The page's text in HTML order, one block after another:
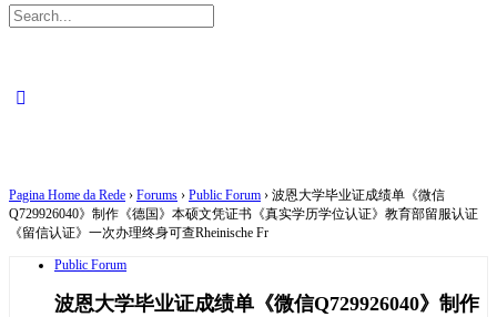
Procurar
por:
Pagina Home da Rede › Forums › Public Forum › 波恩大学毕业证成绩单《微信
Q729926040》制作《德国》本硕文凭证书《真实学历学位认证》教育部留服认证
《留信认证》一次办理终身可查Rheinische Fr
Public Forum
波恩大学毕业证成绩单《微信Q729926040》制作